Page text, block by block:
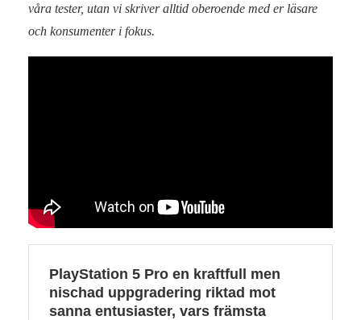
våra tester, utan vi skriver alltid oberoende med er läsare
och konsumenter i fokus.
PlayStation 5 Pro en kraftfull men
nischad uppgradering riktad mot
sanna entusiaster, vars främsta